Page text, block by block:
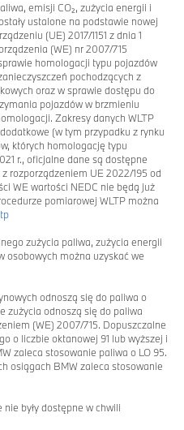
emisji CO₂, zużycia energii i
ustalone na podstawie nowej
(UE) 2017/1151 z dnia 1
(WE) nr 2007/715
homologacji typu pojazdów
pochodzących z
oraz w sprawie dostępu do
pojazdów w brzmieniu
Zakresy danych WLTP
(w tym przypadku z rynku
których homologację typu
r., oficjalne dane są dostępne
rozporządzeniem UE 2022/195 od
WE wartości NEDC nie będą już
pomiarowej WLTP można
zużycia paliwa, zużycia energii
osobowych można uzyskać we
odnoszą się do paliwa o
zużycia odnoszą się do paliwa
(WE) 2007/715. Dopuszczalne
o liczbie oktanowej 91 lub wyższej i
zaleca stosowanie paliwa o LO 95.
osiągach BMW zaleca stosowanie
były dostępne w chwili